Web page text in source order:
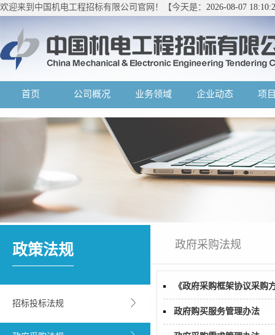
欢迎来到中国机电工程招标有限公司官网！【今天是： 2026-08-07
首页 公司概况 业务领域 企业动态 项
政策法规
招标投标法规
政府采购法规
《政府采购框架协议采购
政府购买服务管理办法